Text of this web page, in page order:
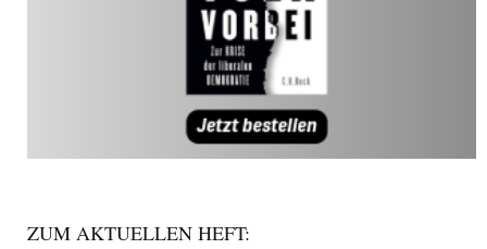
ZUM AKTUELLEN HEFT: